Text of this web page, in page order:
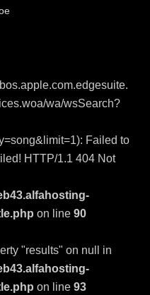
wa/wsSearch?
Failed to
HTTP/1.1 404 Not
on line 90
"results" on null in
on line 93